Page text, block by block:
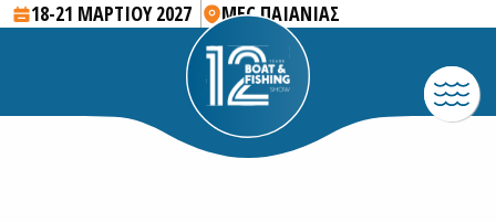
18-21 ΜΑΡΤΙΟΥ 2027 MEC ΠΑΙΑΝΙΑΣ